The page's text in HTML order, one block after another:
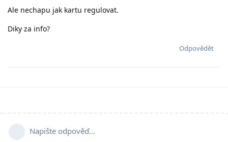
Ale nechapu jak kartu regulovat.
Diky za info?
Odpovědět
Napište odpověď…